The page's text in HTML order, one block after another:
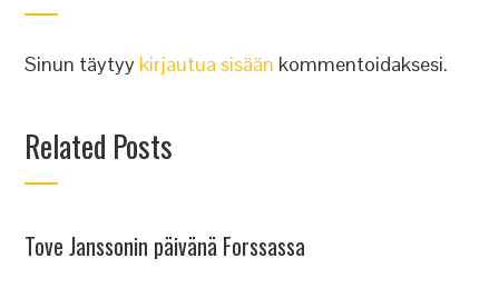
Sinun täytyy kirjautua sisään kommentoidaksesi.
Related Posts
Tove Janssonin päivänä Forssassa